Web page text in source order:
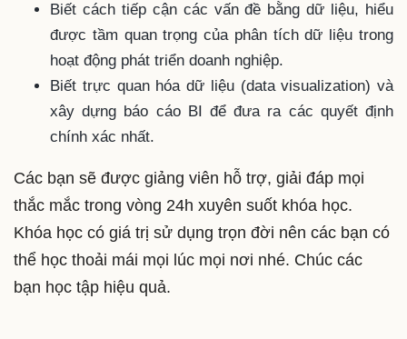
Biết cách tiếp cận các vấn đề bằng dữ liệu, hiểu
được tầm quan trọng của phân tích dữ liệu trong
hoạt động phát triển doanh nghiệp.
Biết trực quan hóa dữ liệu (data visualization) và
xây dựng báo cáo BI để đưa ra các quyết định
chính xác nhất.
Các bạn sẽ được giảng viên hỗ trợ, giải đáp mọi
thắc mắc trong vòng 24h xuyên suốt khóa học.
Khóa học có giá trị sử dụng trọn đời nên các bạn có
thể học thoải mái mọi lúc mọi nơi nhé. Chúc các
bạn học tập hiệu quả.